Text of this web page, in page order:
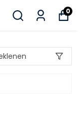
0